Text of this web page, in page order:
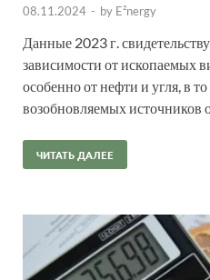
08.11.2024 - by E²nergy
Данные 2023 г.
зависимости от ископаемых
особенно от нефти и угля, в
возобновляемых источников
ЧИТАТЬ ДАЛЕЕ